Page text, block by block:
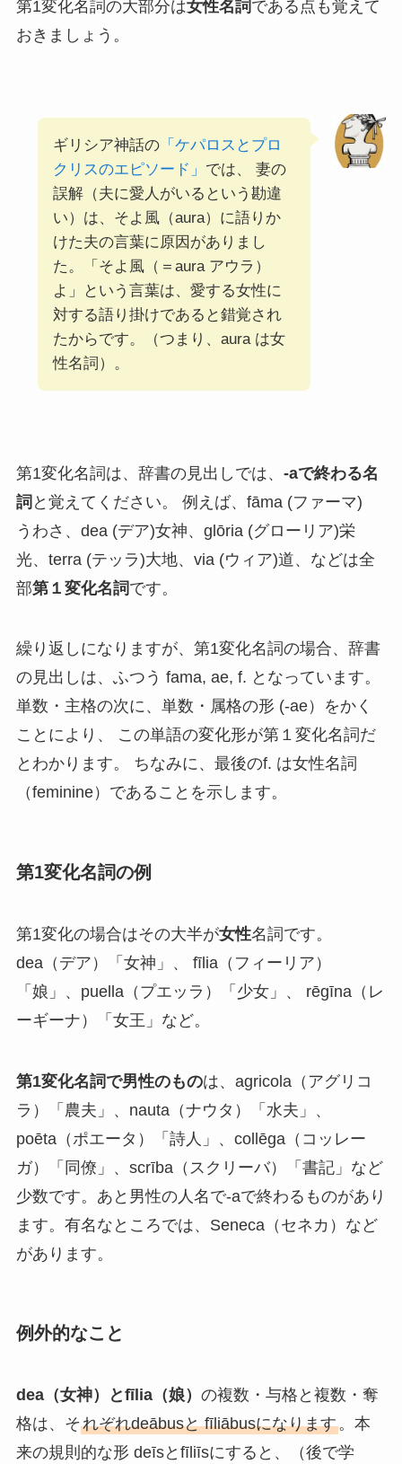
第1変化名詞の大部分は女性名詞 である点も覚えて
おきましょう。
ギリシア神話の「ケパロスとプロ
クリスのエピソード」 では、 妻の
誤解（夫に愛人がいるという勘違
い）は、そよ風（aura）に語りか
けた夫の言葉に原因がありまし
た。「そよ風（＝aura アウラ）
よ」という言葉は、愛する女性に
対する語り掛けであると錯覚され
たからです。（つまり、aura は女
性名詞）。
第1変化名詞は、辞書の見出しでは、 -aで終わる名
詞 と覚えてください。 例えば、fāma (ファーマ)
うわさ、dea (デア)女神、glōria (グローリア)栄
光、terra (テッラ)大地、via (ウィア)道、などは全
部第１変化名詞です。
繰り返しになりますが、第1変化名詞の場合、辞書
の見出しは、ふつう fama, ae, f. となっています。
単数・主格の次に、単数・属格の形 (-ae）をかく
ことにより、 この単語の変化形が第１変化名詞だ
とわかります。 ちなみに、最後のf. は女性名詞
（feminine）であることを示します。
第1変化名詞の例
第1変化の場合はその大半が女性名詞です。
dea（デア）「女神」、 fīlia（フィーリア）
「娘」、puella（プエッラ）「少女」、 rēgīna（レ
ーギーナ）「女王」など。
第1変化名詞で男性のものは、agricola（アグリコ
ラ）「農夫」、nauta（ナウタ）「水夫」、
poēta（ポエータ）「詩人」、collēga（コッレー
ガ）「同僚」、scrība（スクリーバ）「書記」など
少数です。あと男性の人名で-aで終わるものがあり
ます。有名なところでは、Seneca（セネカ）など
があります。
例外的なこと
dea（女神）とfīlia（娘） の複数・与格と複数・奪
格は、それぞれdeābusと fīliābusになります。本
来の規則的な形 deīsとfīliīsにすると、（後で学